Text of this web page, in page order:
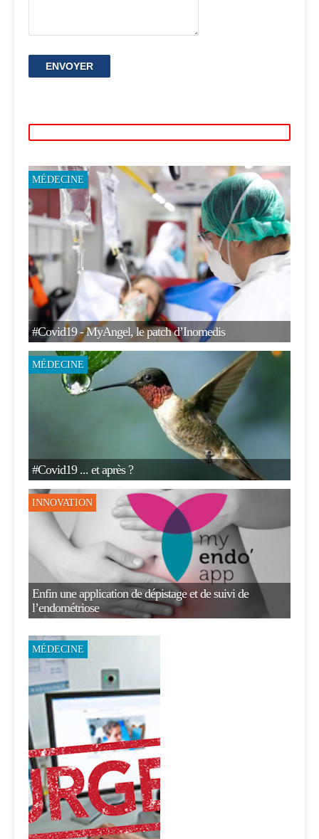
MÉDECINE
#Covid19 - MyAngel, le patch d’Inomedis
MÉDECINE
#Covid19 ... et après ?
INNOVATION
Enfin une application de dépistage et de suivi de
l’endométriose
MÉDECINE
TrauMatrix
:
l’IA
au